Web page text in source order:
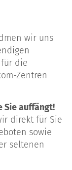
wir uns
für die
Zentren
Sie auffängt!
direkt für Sie
sowie
seltenen